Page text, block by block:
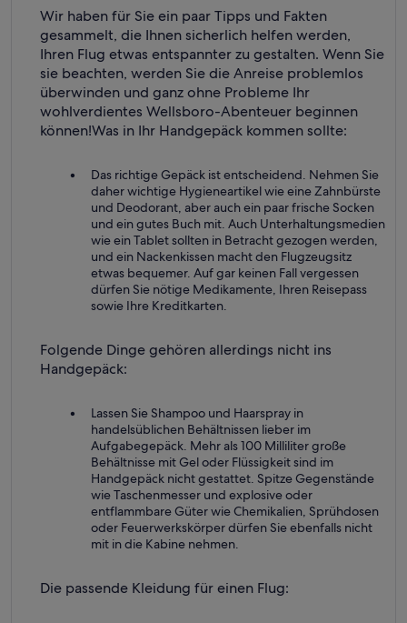
Wir haben für Sie ein paar Tipps und Fakten
gesammelt, die Ihnen sicherlich helfen werden,
Ihren Flug etwas entspannter zu gestalten. Wenn Sie
sie beachten, werden Sie die Anreise problemlos
überwinden und ganz ohne Probleme Ihr
wohlverdientes Wellsboro-Abenteuer beginnen
können!Was in Ihr Handgepäck kommen sollte:
Das richtige Gepäck ist entscheidend. Nehmen Sie
daher wichtige Hygieneartikel wie eine Zahnbürste
und Deodorant, aber auch ein paar frische Socken
und ein gutes Buch mit. Auch Unterhaltungsmedien
wie ein Tablet sollten in Betracht gezogen werden,
und ein Nackenkissen macht den Flugzeugsitz
etwas bequemer. Auf gar keinen Fall vergessen
dürfen Sie nötige Medikamente, Ihren Reisepass
sowie Ihre Kreditkarten.
Folgende Dinge gehören allerdings nicht ins
Handgepäck:
Lassen Sie Shampoo und Haarspray in
handelsüblichen Behältnissen lieber im
Aufgabegepäck. Mehr als 100 Milliliter große
Behältnisse mit Gel oder Flüssigkeit sind im
Handgepäck nicht gestattet. Spitze Gegenstände
wie Taschenmesser und explosive oder
entflammbare Güter wie Chemikalien, Sprühdosen
oder Feuerwerkskörper dürfen Sie ebenfalls nicht
mit in die Kabine nehmen.
Die passende Kleidung für einen Flug: